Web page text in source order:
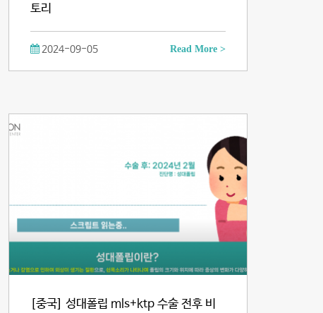
토리
2024-09-05 Read More >
[중국] 성대폴립 mls+ktp 수술 전후 비